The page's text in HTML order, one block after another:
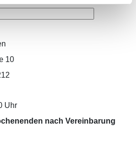
10
Uhr
nach Vereinbarung